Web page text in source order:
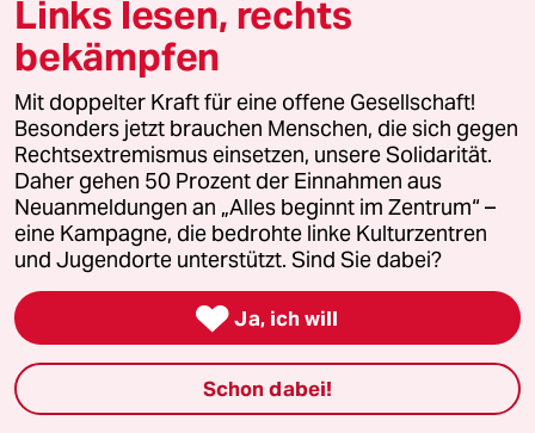
sinnvolle Politik.
Entweder die Politik einigt sich jetzt endlich auf
eine Zero-Covid-Politik, damit eine Inzidenz
unter 10 in absehbarer Zeit überhaupt möglich
ist oder sie kümmert sich endlich um
Maßnahmen, die nicht nur auf Verboten
basieren, sondern auf zielgerichteten,
sinnvollen, proaktiven Aktionen. Und dann
könnte sich Mal jemand darum kümmern, dass
wir wenigstens so schnell impfen wie der Rest
der EU und den unbeliebten AstraZeneca
Impfstoff für mehr Menschen freigeben, damit
da mal Bewegung reinbekommt.
Links lesen, rechts
bekämpfen
Mit doppelter Kraft für eine offene Gesellschaft!
Besonders jetzt brauchen Menschen, die sich gegen
Rechtsextremismus einsetzen, unsere Solidarität.
Daher gehen 50 Prozent der Einnahmen aus
Neuanmeldungen an „Alles beginnt im Zentrum“ –
eine Kampagne, die bedrohte linke Kulturzentren
und Jugendorte unterstützt. Sind Sie dabei?
 Ja, ich will
Schon dabei!